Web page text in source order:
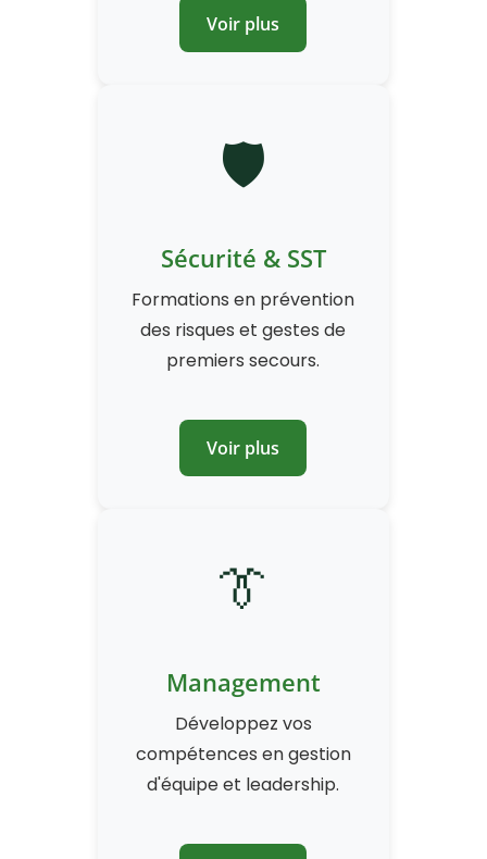
Voir plus
🛡
Sécurité & SST
Formations en prévention
des risques et gestes de
premiers secours.
Voir plus
👔
Management
Développez vos
compétences en gestion
d'équipe et leadership.